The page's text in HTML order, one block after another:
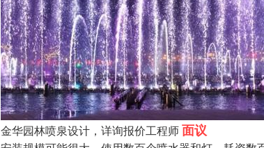
金华园林喷泉设计，详询报价工程师面议